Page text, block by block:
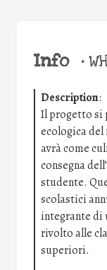
Info •
Description:
Il progetto si
ecologica
avrà come
consegna
studente.
scolastici
integrante di
rivolto alle
superiori.